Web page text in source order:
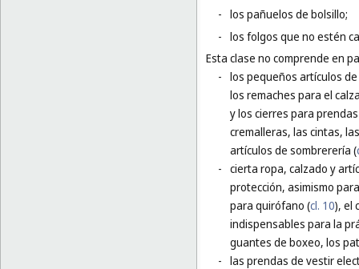
- los pañuelos de bolsillo;
- los folgos que no estén
Esta clase no comprende en
- los pequeños artículos
los remaches para el
y los cierres para
cremalleras, las cintas,
artículos de sombrerería (
- cierta ropa, calzado y
protección, asimismo
para quirófano (cl. 10), el
indispensables para la
guantes de boxeo, los
- las prendas de vestir